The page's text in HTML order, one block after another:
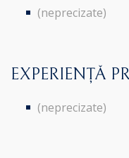
(neprecizate)
EXPERIENȚĂ
(neprecizate)